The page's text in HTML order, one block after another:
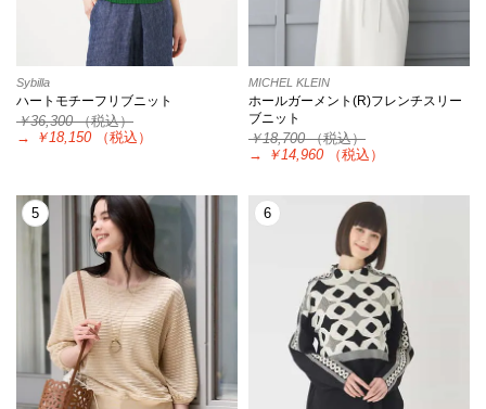
Sybilla
ハートモチーフリブニット
￥36,300（税込）
→
￥18,150 （税込）
MICHEL KLEIN
ホールガーメント(R)フレンチスリー
ブニット
￥18,700（税込）
→
￥14,960 （税込）
5 6